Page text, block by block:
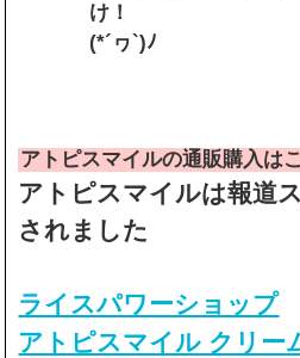
け！
(*´ヮ`)ﾉ
アトピスマイルの通販購入は
アトピスマイルは報道
されました
ライスパワーショップ
アトピスマイル クリー